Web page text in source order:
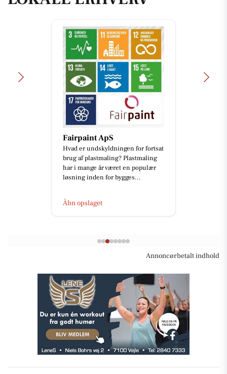
Fairpaint ApS
Hvad er undskyldningen for fortsat
brug af plastmaling? Plastmaling
har i mange år været en populær
løsning inden for bygges...
Åbn opslaget
Annoncørbetalt indhold